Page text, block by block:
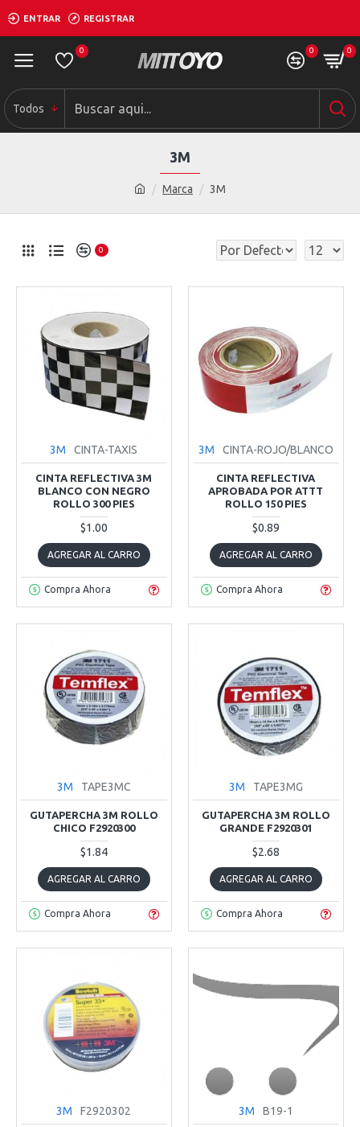
ENTRAR REGISTRAR
0 0 0
Todos
Marca 3M
3M
0
3M CINTA-TAXIS
CINTA REFLECTIVA 3M
BLANCO CON NEGRO
ROLLO 300 PIES
$1.00
AGREGAR AL CARRO
Compra Ahora
3M CINTA-ROJO/BLANCO
CINTA REFLECTIVA
APROBADA POR ATTT
ROLLO 150 PIES
$0.89
AGREGAR AL CARRO
Compra Ahora
3M TAPE3MC
GUTAPERCHA 3M ROLLO
CHICO F2920300
$1.84
AGREGAR AL CARRO
Compra Ahora
3M TAPE3MG
GUTAPERCHA 3M ROLLO
GRANDE F2920301
$2.68
AGREGAR AL CARRO
Compra Ahora
3M F2920302 3M B19-1